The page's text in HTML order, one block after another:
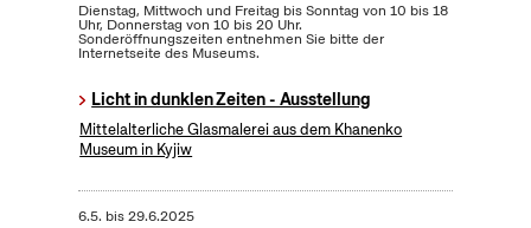
Dienstag, Mittwoch und Freitag bis Sonntag von 10 bis 18
Uhr, Donnerstag von 10 bis 20 Uhr.
Sonderöffnungszeiten entnehmen Sie bitte der
Internetseite des Museums.
Licht in dunklen Zeiten - Ausstellung
Mittelalterliche Glasmalerei aus dem Khanenko
Museum in Kyjiw
6.5. bis29.6.2025